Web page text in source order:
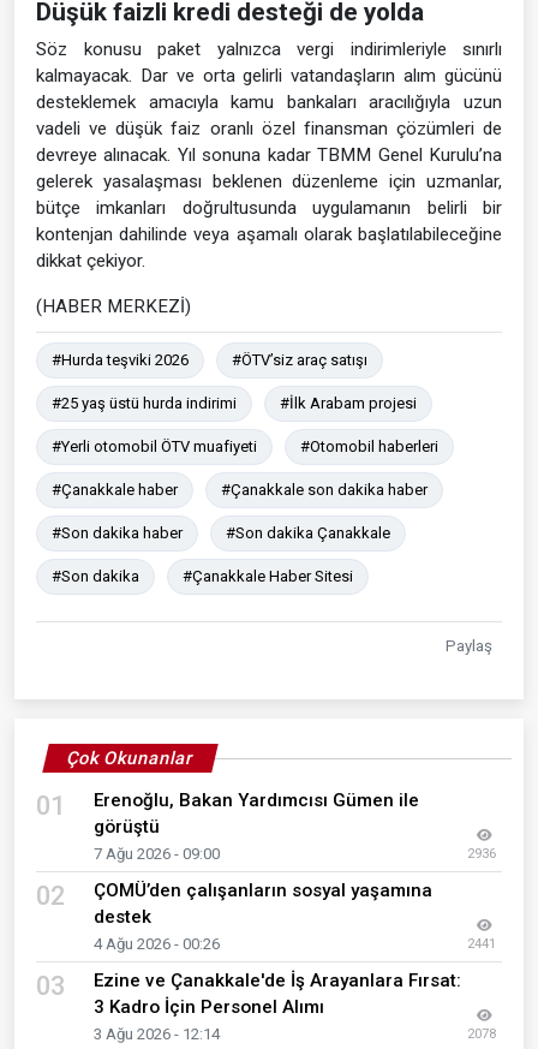
Düşük faizli kredi desteği de yolda
Söz konusu paket yalnızca vergi indirimleriyle sınırlı
kalmayacak. Dar ve orta gelirli vatandaşların alım gücünü
desteklemek amacıyla kamu bankaları aracılığıyla uzun
vadeli ve düşük faiz oranlı özel finansman çözümleri de
devreye alınacak. Yıl sonuna kadar TBMM Genel Kurulu’na
gelerek yasalaşması beklenen düzenleme için uzmanlar,
bütçe imkanları doğrultusunda uygulamanın belirli bir
kontenjan dahilinde veya aşamalı olarak başlatılabileceğine
dikkat çekiyor.
(HABER MERKEZİ)
#Hurda teşviki 2026 #ÖTV’siz araç satışı
#25 yaş üstü hurda indirimi #İlk Arabam projesi
#Yerli otomobil ÖTV muafiyeti #Otomobil haberleri
#Çanakkale haber #Çanakkale son dakika haber
#Son dakika haber #Son dakika Çanakkale
#Son dakika #Çanakkale Haber Sitesi
Paylaş
Çok Okunanlar
01
Erenoğlu, Bakan Yardımcısı Gümen ile
görüştü
7 Ağu 2026 - 09:00 2936
02
ÇOMÜ’den çalışanların sosyal yaşamına
destek
4 Ağu 2026 - 00:26 2441
03
Ezine ve Çanakkale'de İş Arayanlara Fırsat:
3 Kadro İçin Personel Alımı
3 Ağu 2026 - 12:14 2078